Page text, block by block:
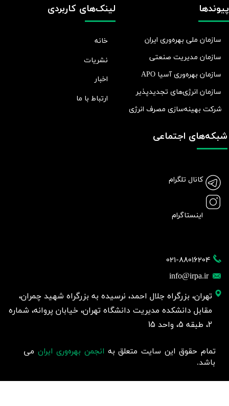
021-88016204
info@irpa.ir
تهران، بزرگراه جلال احمد، نرسیده به بزرگراه شهید چمران،
مقابل دانشکده مدیریت دانشگاه تهران، خیابان پروانه، شماره
2، طبقه 5، واحد 15
لینک‌های کاربردی
خانه
نشریات
اخبار
ارتباط با ما
پیوندها
سازمان ملی بهره‌وری ایران
سازمان مدیریت صنعتی
سازمان بهره‌وری آسیا APO
سازمان انرژی‌های تجدیدپذیر
شرکت بهينه‌سازی مصرف انرژی
شبکه‌های اجتماعی
کانال تلگرام
اینستاگرام
تمام حقوق این سایت متعلق به انجمن بهره‌وری ایران می
باشد.